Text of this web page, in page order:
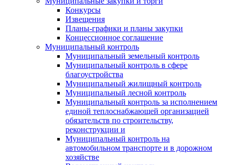
Конкурсы
Извещения
Планы-графики и планы закупки
Концессионное соглашение
Муниципальный контроль
Муниципальный земельный контроль
Муниципальный контроль в сфере
благоустройства
Муниципальный жилищный контроль
Муниципальный лесной контроль
Муниципальный контроль за исполнением
единой теплоснабжающей организацией
обязательств по строительству,
реконструкции и
Муниципальный контроль на
автомобильном транспорте и в дорожном
хозяйстве